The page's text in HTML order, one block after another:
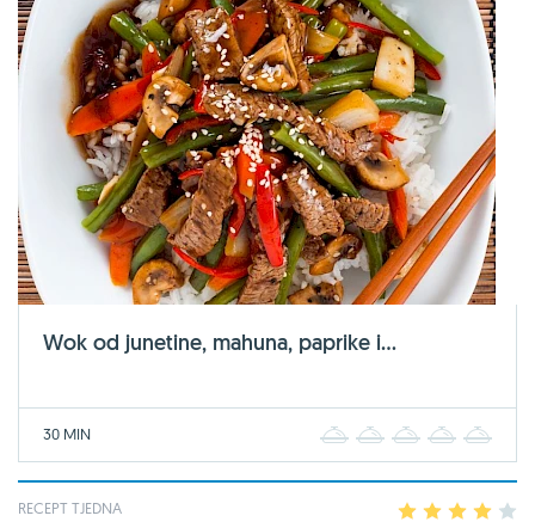
Wok od junetine, mahuna, paprike i...
30 MIN 2 3 4
RECEPT TJEDNA 2 3 4